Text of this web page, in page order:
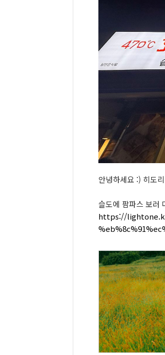
안녕하세요 :) 히도
슬도에 팜파스 보러
https://